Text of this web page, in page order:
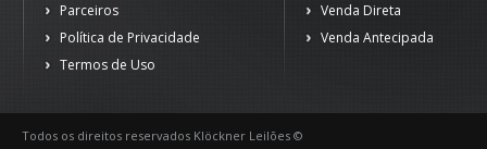
Parceiros
Política de Privacidade
Termos de Uso
Venda Direta
Venda Antecipada
Todos os direitos reservados Klöckner Leilões ©